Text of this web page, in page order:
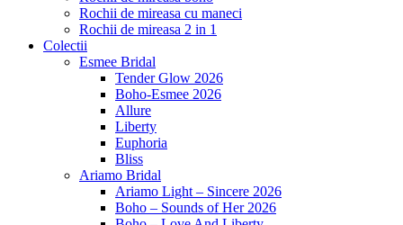
Rochii de mireasa cu maneci
Rochii de mireasa 2 in 1
Colectii
Esmee Bridal
Tender Glow 2026
Boho-Esmee 2026
Allure
Liberty
Euphoria
Bliss
Ariamo Bridal
Ariamo Light – Sincere 2026
Boho – Sounds of Her 2026